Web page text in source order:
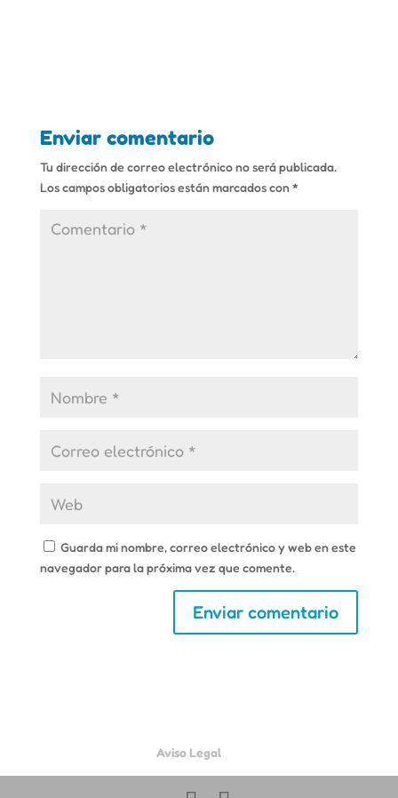
Enviar comentario
Tu dirección de correo electrónico no será publicada.
Los campos obligatorios están marcados con*
Guarda mi nombre, correo electrónico y web en este
navegador para la próxima vez que comente.
Aviso Legal